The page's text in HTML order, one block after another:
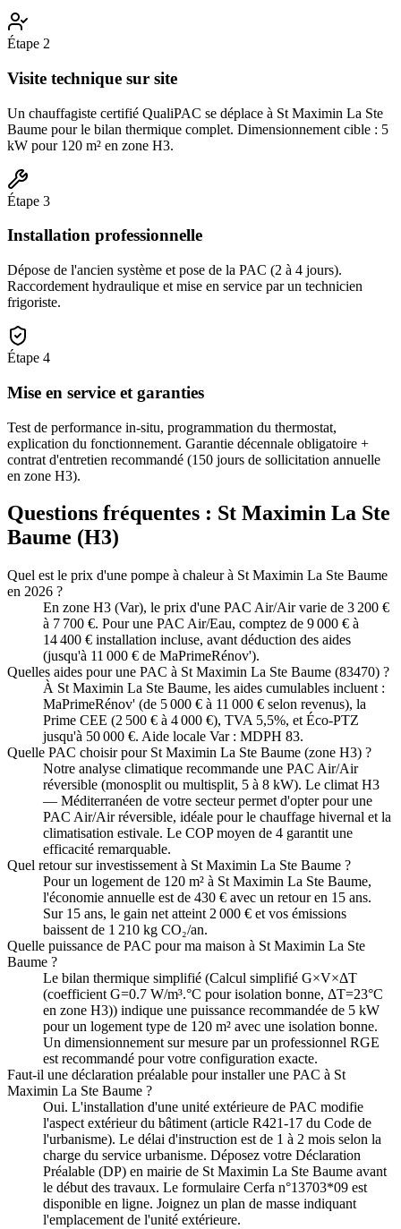
Étape 2
Visite technique sur site
Un chauffagiste certifié QualiPAC se déplace à St Maximin La Ste
Baume pour le bilan thermique complet. Dimensionnement cible : 5
kW pour 120 m² en zone H3.
Étape 3
Installation professionnelle
Dépose de l'ancien système et pose de la PAC (2 à 4 jours).
Raccordement hydraulique et mise en service par un technicien
frigoriste.
Étape 4
Mise en service et garanties
Test de performance in-situ, programmation du thermostat,
explication du fonctionnement. Garantie décennale obligatoire +
contrat d'entretien recommandé (150 jours de sollicitation annuelle
en zone H3).
Questions fréquentes : St Maximin La Ste
Baume (H3)
Quel est le prix d'une pompe à chaleur à St Maximin La Ste Baume
en 2026 ?
En zone H3 (Var), le prix d'une PAC Air/Air varie de 3 200 €
à 7 700 €. Pour une PAC Air/Eau, comptez de 9 000 € à
14 400 € installation incluse, avant déduction des aides
(jusqu'à 11 000 € de MaPrimeRénov').
Quelles aides pour une PAC à St Maximin La Ste Baume (83470) ?
À St Maximin La Ste Baume, les aides cumulables incluent :
MaPrimeRénov' (de 5 000 € à 11 000 € selon revenus), la
Prime CEE (2 500 € à 4 000 €), TVA 5,5%, et Éco-PTZ
jusqu'à 50 000 €. Aide locale Var : MDPH 83.
Quelle PAC choisir pour St Maximin La Ste Baume (zone H3) ?
Notre analyse climatique recommande une PAC Air/Air
réversible (monosplit ou multisplit, 5 à 8 kW). Le climat H3
— Méditerranéen de votre secteur permet d'opter pour une
PAC Air/Air réversible, idéale pour le chauffage hivernal et la
climatisation estivale. Le COP moyen de 4 garantit une
efficacité remarquable.
Quel retour sur investissement à St Maximin La Ste Baume ?
Pour un logement de 120 m² à St Maximin La Ste Baume,
l'économie annuelle est de 430 € avec un retour en 15 ans.
Sur 15 ans, le gain net atteint 2 000 € et vos émissions
baissent de 1 210 kg CO₂/an.
Quelle puissance de PAC pour ma maison à St Maximin La Ste
Baume ?
Le bilan thermique simplifié (Calcul simplifié G×V×ΔT
(coefficient G=0.7 W/m³.°C pour isolation bonne, ΔT=23°C
en zone H3)) indique une puissance recommandée de 5 kW
pour un logement type de 120 m² avec une isolation bonne.
Un dimensionnement sur mesure par un professionnel RGE
est recommandé pour votre configuration exacte.
Faut-il une déclaration préalable pour installer une PAC à St
Maximin La Ste Baume ?
Oui. L'installation d'une unité extérieure de PAC modifie
l'aspect extérieur du bâtiment (article R421-17 du Code de
l'urbanisme). Le délai d'instruction est de 1 à 2 mois selon la
charge du service urbanisme. Déposez votre Déclaration
Préalable (DP) en mairie de St Maximin La Ste Baume avant
le début des travaux. Le formulaire Cerfa n°13703*09 est
disponible en ligne. Joignez un plan de masse indiquant
l'emplacement de l'unité extérieure.